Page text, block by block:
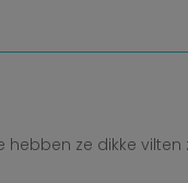
ze dikke